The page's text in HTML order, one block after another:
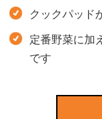
クックパッド
定番野菜に加
です